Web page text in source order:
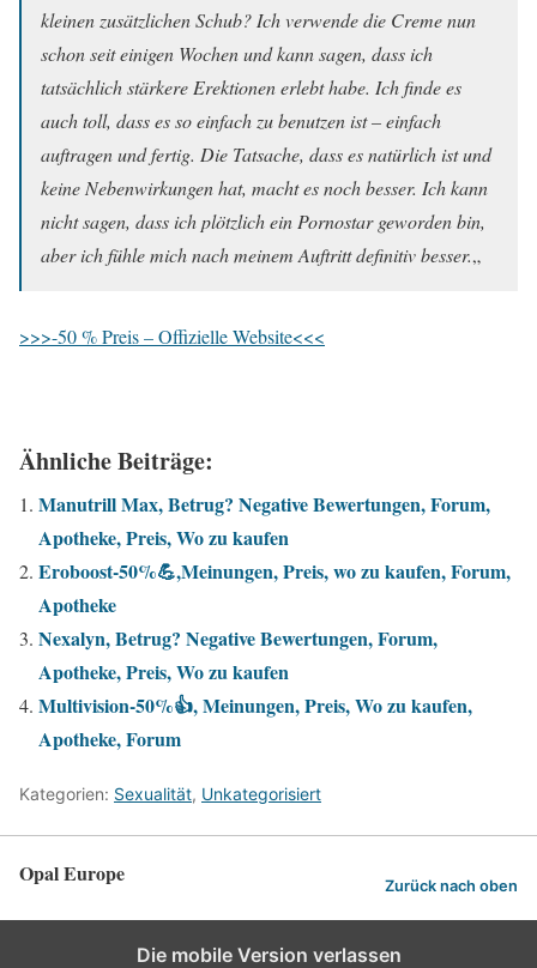
kleinen zusätzlichen Schub? Ich verwende die Creme nun
schon seit einigen Wochen und kann sagen, dass ich
tatsächlich stärkere Erektionen erlebt habe. Ich finde es
auch toll, dass es so einfach zu benutzen ist – einfach
auftragen und fertig. Die Tatsache, dass es natürlich ist und
keine Nebenwirkungen hat, macht es noch besser. Ich kann
nicht sagen, dass ich plötzlich ein Pornostar geworden bin,
aber ich fühle mich nach meinem Auftritt definitiv besser.„
>>>-50 % Preis – Offizielle Website<<<
Ähnliche Beiträge:
Manutrill Max, Betrug? Negative Bewertungen, Forum,
Apotheke, Preis, Wo zu kaufen
Eroboost-50%💪,Meinungen, Preis, wo zu kaufen, Forum,
Apotheke
Nexalyn, Betrug? Negative Bewertungen, Forum,
Apotheke, Preis, Wo zu kaufen
Multivision-50%👍, Meinungen, Preis, Wo zu kaufen,
Apotheke, Forum
Kategorien: Sexualität, Unkategorisiert
Opal Europe Zurück nach oben
Die mobile Version verlassen